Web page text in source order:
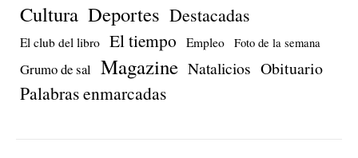
Cultura Deportes Destacadas
El club del libro El tiempo Empleo Foto de la semana
Grumo de sal Magazine Natalicios Obituario
Palabras enmarcadas